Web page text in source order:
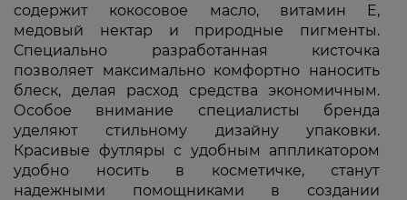
содержит кокосовое масло, витамин E,
медовый нектар и природные пигменты.
Специально разработанная кисточка
позволяет максимально комфортно наносить
блеск, делая расход средства экономичным.
Особое внимание специалисты бренда
уделяют стильному дизайну упаковки.
Красивые футляры с удобным аппликатором
удобно носить в косметичке, станут
надежными помощниками в создании